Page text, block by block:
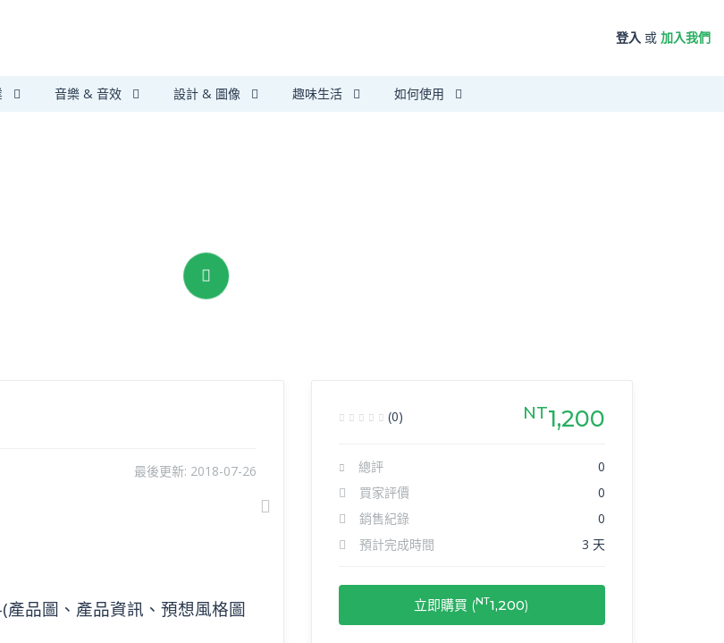
登入 或 加入我們
音樂 & 音效 設計 & 圖像 趣味生活 如何使用
最後更新: 2018-07-26
Next
品圖、產品資訊、預想風格圖
(0) NT1,200
總評
0
買家評價
0
銷售紀錄
0
預計完成時間
3 天
立即購買 (NT1,200)